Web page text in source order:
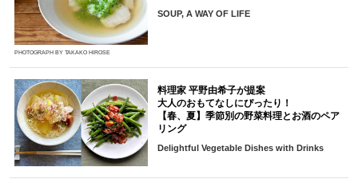
PHOTOGRAPH BY TAKAKO HIROSE
SOUP, A WAY OF LIFE
料理家 平野由希子が提案
大人のおもてなしにぴったり！
【春、夏】季節別の野菜料理とお酒のペア
リング
Delightful Vegetable Dishes with Drinks